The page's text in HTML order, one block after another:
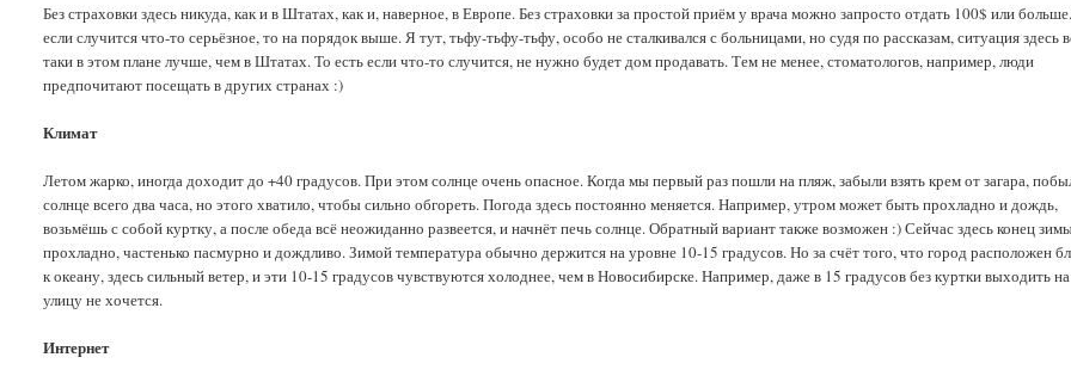
Без страховки здесь никуда, как и в Штатах, как и, наверное, в Европе. Без страховки за простой приём у врача можно запросто отдать 100$ или
если случится что-то серьёзное, то на порядок выше. Я тут, тьфу-тьфу-тьфу, особо не сталкивался с больницами, но судя по рассказам, ситуация здесь
таки в этом плане лучше, чем в Штатах. То есть если что-то случится, не нужно будет дом продавать. Тем не менее, стоматологов, например, люди
предпочитают посещать в других странах :)
Климат
Летом жарко, иногда доходит до +40 градусов. При этом солнце очень опасное. Когда мы первый раз пошли на пляж, забыли взять крем от загара,
солнце всего два часа, но этого хватило, чтобы сильно обгореть. Погода здесь постоянно меняется. Например, утром может быть прохладно и дождь,
возьмёшь с собой куртку, а после обеда всё неожиданно развеется, и начнёт печь солнце. Обратный вариант также возможен :) Сейчас здесь конец
прохладно, частенько пасмурно и дождливо. Зимой температура обычно держится на уровне 10-15 градусов. Но за счёт того, что город расположен
к океану, здесь сильный ветер, и эти 10-15 градусов чувствуются холоднее, чем в Новосибирске. Например, даже в 15 градусов без куртки выходить на
улицу не хочется.
Интернет